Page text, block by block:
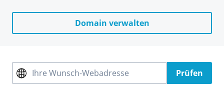
Domain verwalten
Ihre Wunsch-Webadresse Prüfen